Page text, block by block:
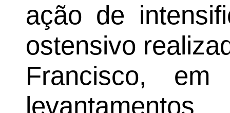
ação de
ostensivo
Francisco,